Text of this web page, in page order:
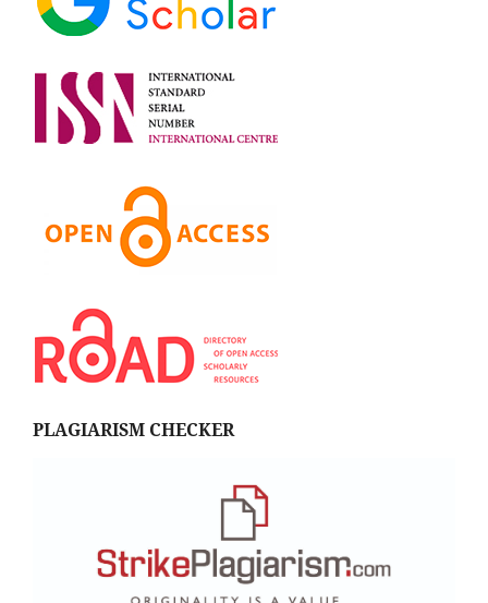
PLAGIARISM CHECKER